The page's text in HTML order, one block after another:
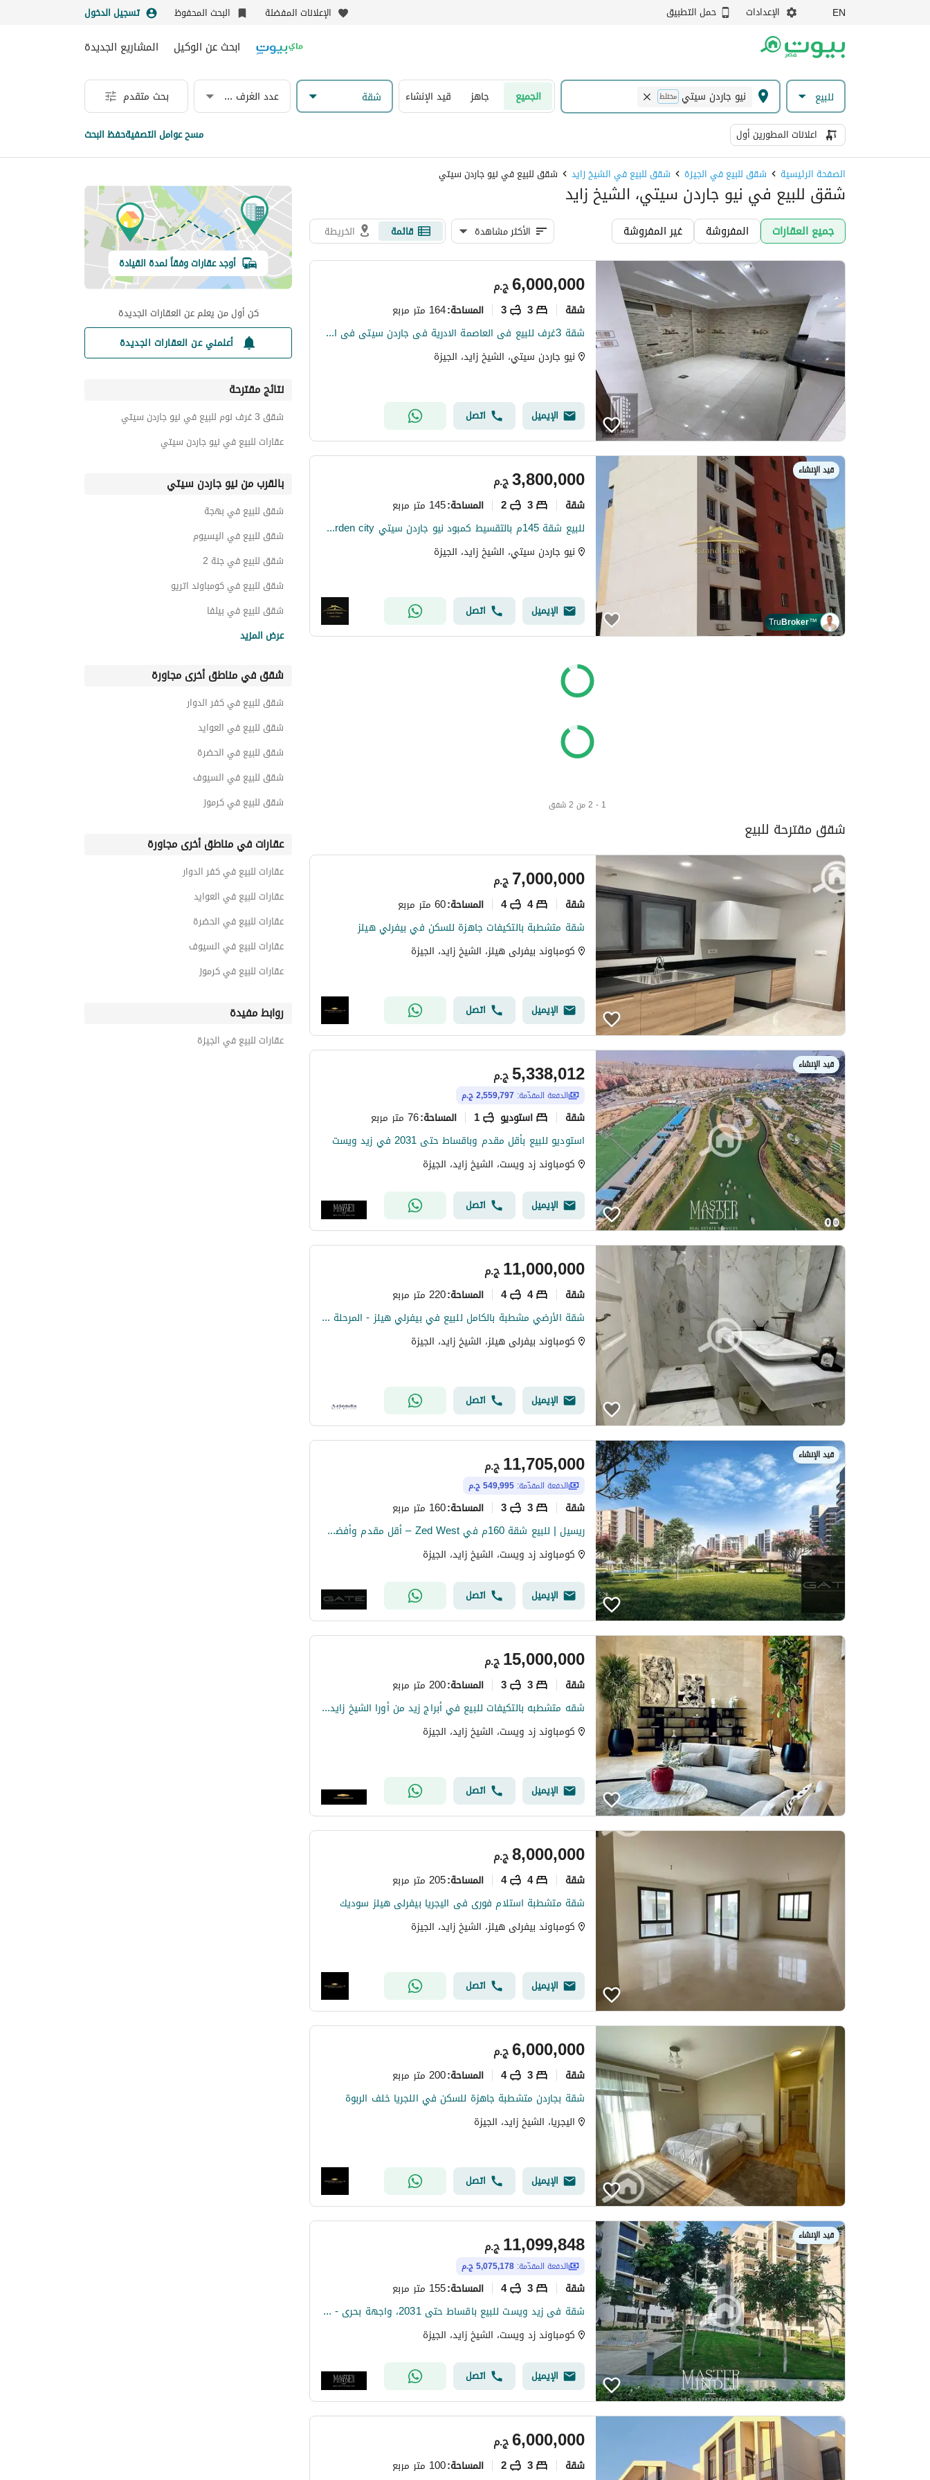
EN الإعدادات حمل التطبيق الإعلانات المفضلة البحث المحفوظ تسجيل الدخول
ابحث عن الوكيل المشاريع الجديدة
للبيع نيو جاردن سيتي مختلط الجميع جاهز قيد الإنشاء شقة عدد الغرف & الحمامات بحث متقدم
اعلانات المطورين أول مسح عوامل التصفيةحفظ البحث
الصفحة الرئيسية شقق للبيع في الجيزة شقق للبيع في الشيخ زايد شقق للبيع في نيو جاردن سيتي
شقق للبيع في نيو جاردن سيتي، الشيخ زايد
جميع العقارات المفروشة غير المفروشة الأكثر مشاهدة قائمة الخريطة
ج.م6,000,000
شقة 3
3 المساحة:164 متر مربع
شقة 3غرف للبيع فى العاصمة الادرية فى جاردن سيتى فى ال R3 استلام فورى متشطبة بالكاملة وفترة سداد تصل ل12سنة
نيو جاردن سيتي، الشيخ زايد، الجيزة
الإيميل اتصل
قيد الإنشاء
TruBroker™
ج.م3,800,000
شقة 3
2 المساحة:145 متر مربع
للبيع شقة 145م بالتقسيط كمبود نيو جاردن سيتي new garden city الشيخ زايد بالقرب من ابراج زد و بجوار كمبوند كارمة و بالقرب من الربوة و جيرة وجيوار
نيو جاردن سيتي، الشيخ زايد، الجيزة
الإيميل اتصل
1 - 2 من 2 شقق
شقق مقترحة للبيع
ج.م7,000,000
شقة 4
4 المساحة:60 متر مربع
شقة متشطبة بالتكيفات جاهزة للسكن في بيفرلي هيلز
كومباوند بيفرلى هيلز، الشيخ زايد، الجيزة
الإيميل اتصل
قيد الإنشاء
ج.م5,338,012
الدفعة المقدّمة: 2,559,797 ج.م
شقة استوديو 1 المساحة:76 متر مربع
استوديو للبيع بأقل مقدم وباقساط حتى 2031 في زيد ويست
كومباوند زد ويست، الشيخ زايد، الجيزة
الإيميل اتصل
ج.م11,000,000
شقة 4
4 المساحة:220 متر مربع
شقة الأرضي مشطبة بالكامل للبيع في بيفرلي هيلز - المرحلة الثانية | سوديك (SODIC) - الشيخ زايد
كومباوند بيفرلى هيلز، الشيخ زايد، الجيزة
الإيميل اتصل
قيد الإنشاء
ج.م11,705,000
الدفعة المقدّمة: 549,995 ج.م
شقة 3
3 المساحة:160 متر مربع
ريسيل | للبيع شقة 160م في Zed West – أقل مقدم وأفضل توتال في الماركت مرحلة Village Views
كومباوند زد ويست، الشيخ زايد، الجيزة
الإيميل اتصل
ج.م15,000,000
شقة 3
3 المساحة:200 متر مربع
شقه متشطبه بالتكيفات للبيع في أبراج زيد من أورا الشيخ زايد بجانب مول أركان و هايبر وان
كومباوند زد ويست، الشيخ زايد، الجيزة
الإيميل اتصل
ج.م8,000,000
شقة 4
4 المساحة:205 متر مربع
شقة متشطبة استلام فورى فى اليجريا بيفرلى هيلز سوديك
كومباوند بيفرلى هيلز، الشيخ زايد، الجيزة
الإيميل اتصل
ج.م6,000,000
شقة 3
4 المساحة:200 متر مربع
شقة بجاردن متشطبة جاهزة للسكن في اللجريا خلف الربوة
اليجريا، الشيخ زايد، الجيزة
الإيميل اتصل
قيد الإنشاء
ج.م11,099,848
الدفعة المقدّمة: 5,075,178 ج.م
شقة 3
4 المساحة:155 متر مربع
شقة فى زيد ويست للبيع باقساط حتى 2031، واجهة بحرى - متشطبة بالكامل
كومباوند زد ويست، الشيخ زايد، الجيزة
الإيميل اتصل
ج.م6,000,000
شقة 3
2 المساحة:100 متر مربع
أوجد عقارات وفقاً لمدة القيادة
كن أول من يعلم عن العقارات الجديدة
أعلمني عن العقارات الجديدة
نتائج مقترحة
شقق 3 غرف نوم للبيع في نيو جاردن سيتي
عقارات للبيع في نيو جاردن سيتي
بالقرب من نيو جاردن سيتي
شقق للبيع في بهجة
شقق للبيع في اليسيوم
شقق للبيع في جنة 2
شقق للبيع في كومباوند اتريو
شقق للبيع في بيلفا
شقق للبيع في أوري
شقق للبيع في جزال
شقق للبيع في سي اي في ويست
عرض المزيد
شقق في مناطق أخرى مجاورة
شقق للبيع في كفر الدوار
شقق للبيع في العوايد
شقق للبيع في الحضرة
شقق للبيع في السيوف
شقق للبيع في كرموز
عقارات في مناطق أخرى مجاورة
عقارات للبيع في كفر الدوار
عقارات للبيع في العوايد
عقارات للبيع في الحضرة
عقارات للبيع في السيوف
عقارات للبيع في كرموز
روابط مفيدة
عقارات للبيع في الجيزة